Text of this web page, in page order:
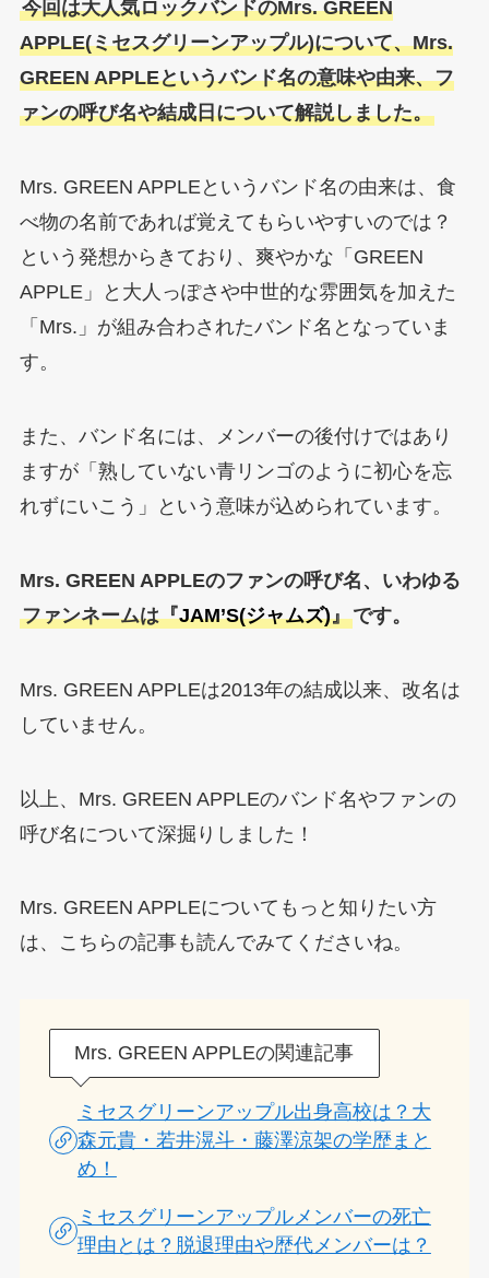
今回は大人気ロックバンドのMrs. GREEN
APPLE(ミセスグリーンアップル)について、Mrs.
GREEN APPLEというバンド名の意味や由来、フ
ァンの呼び名や結成日について解説しました。
Mrs. GREEN APPLEというバンド名の由来は、食
べ物の名前であれば覚えてもらいやすいのでは？
という発想からきており、爽やかな「GREEN
APPLE」と大人っぽさや中世的な雰囲気を加えた
「Mrs.」が組み合わされたバンド名となっていま
す。
また、バンド名には、メンバーの後付けではあり
ますが「熟していない青リンゴのように初心を忘
れずにいこう」という意味が込められています。
Mrs. GREEN APPLEのファンの呼び名、いわゆる
ファンネームは『JAM’S(ジャムズ)』です。
Mrs. GREEN APPLEは2013年の結成以来、改名は
していません。
以上、Mrs. GREEN APPLEのバンド名やファンの
呼び名について深掘りしました！
Mrs. GREEN APPLEについてもっと知りたい方
は、こちらの記事も読んでみてくださいね。
Mrs. GREEN APPLEの関連記事
ミセスグリーンアップル出身高校は？大
森元貴・若井滉斗・藤澤涼架の学歴まと
め！
ミセスグリーンアップルメンバーの死亡
理由とは？脱退理由や歴代メンバーは？